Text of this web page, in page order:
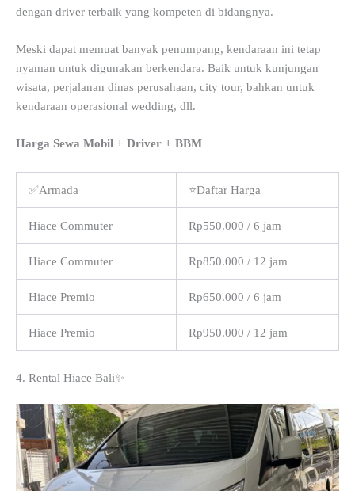
dengan driver terbaik yang kompeten di bidangnya.
Meski dapat memuat banyak penumpang, kendaraan ini tetap
nyaman untuk digunakan berkendara. Baik untuk kunjungan
wisata, perjalanan dinas perusahaan, city tour, bahkan untuk
kendaraan operasional wedding, dll.
Harga Sewa Mobil + Driver + BBM
✅Armada ⭐Daftar Harga
Hiace Commuter Rp550.000 / 6 jam
Hiace Commuter Rp850.000 / 12 jam
Hiace Premio Rp650.000 / 6 jam
Hiace Premio Rp950.000 / 12 jam
4. Rental Hiace Bali✨